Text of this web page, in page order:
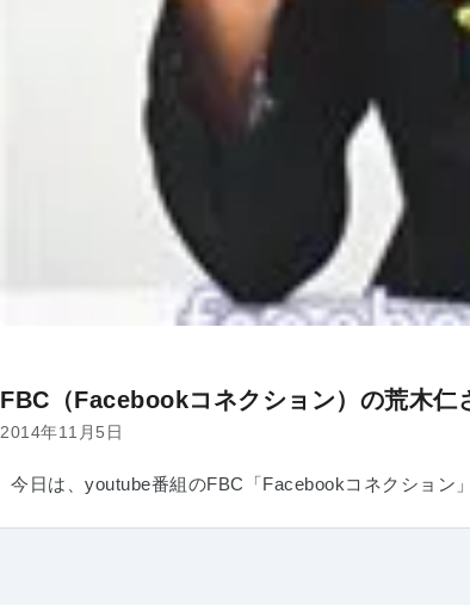
FBC（Facebookコネクション）の荒木仁
2014年11月5日
今日は、youtube番組のFBC「Facebookコネクション